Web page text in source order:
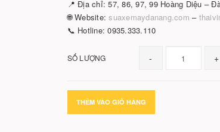
📍 Địa chỉ: 57, 86, 97, 99 Hoàng Diệu –
🌐 Website:suaxemaydanang.com –
📞 Hotline: 0935.333.110
SỐ LƯỢNG - +
THÊM VÀO GIỎ HÀNG